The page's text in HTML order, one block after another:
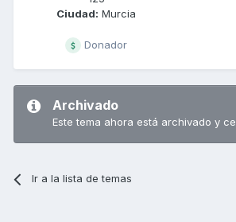
Ciudad: Murcia
Donador
Archivado
Este tema ahora está archivado y
Ir a la lista de temas